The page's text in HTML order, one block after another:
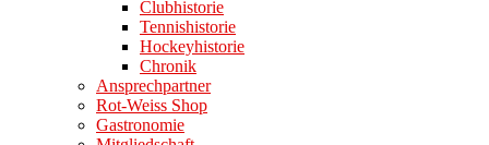
Clubhistorie
Tennishistorie
Hockeyhistorie
Chronik
Ansprechpartner
Rot-Weiss Shop
Gastronomie